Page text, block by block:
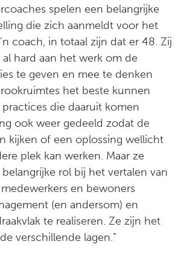
spelen een belangrijke
die zich aanmeldt voor het
coach, in totaal zijn dat er 48. Zij
hard aan het werk om de
te geven en mee te denken
het beste kunnen
die daaruit komen
ook weer gedeeld zodat de
kijken of een oplossing wellicht
plek kan werken. Maar ze
rol bij het vertalen van
en bewoners
(en andersom) en
te realiseren. Ze zijn het
verschillende lagen.”